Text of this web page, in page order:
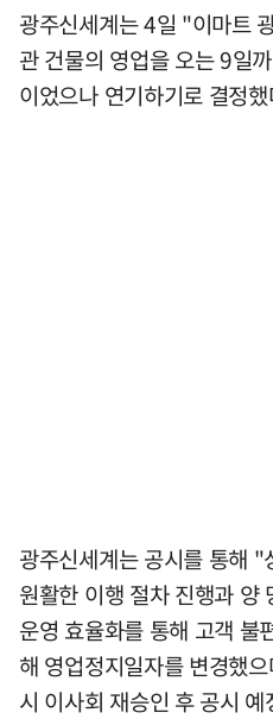
광주신세계는 4일 "이마트
관 건물의 영업을 오는 9일
이었으나 연기하기로 결정
광주신세계는 공시를 통해
원활한 이행 절차 진행과 양
운영 효율화를 통해 고객 불
해 영업정지일자를 변경했
시 이사회 재승인 후 공시